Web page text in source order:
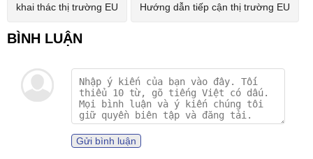
khai thác thị trường EU Hướng dẫn tiếp cận thị trường EU
Gửi bình luận